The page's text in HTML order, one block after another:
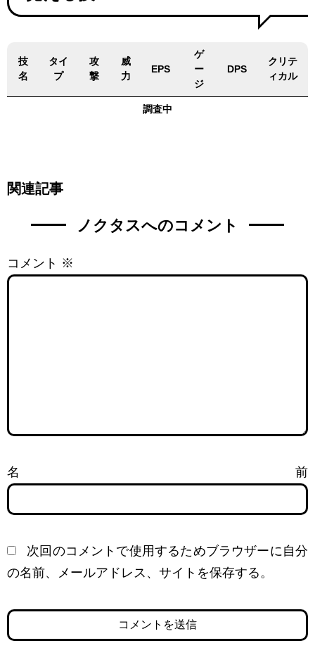
技
名
タイ
プ
攻
撃
威
力
EPS
ゲ
ー
ジ
DPS
クリテ
ィカル
調査中
関連記事
ノクタスへのコメント
コメント ※
名前
次回のコメントで使用するためブラウザーに自分
の名前、メールアドレス、サイトを保存する。